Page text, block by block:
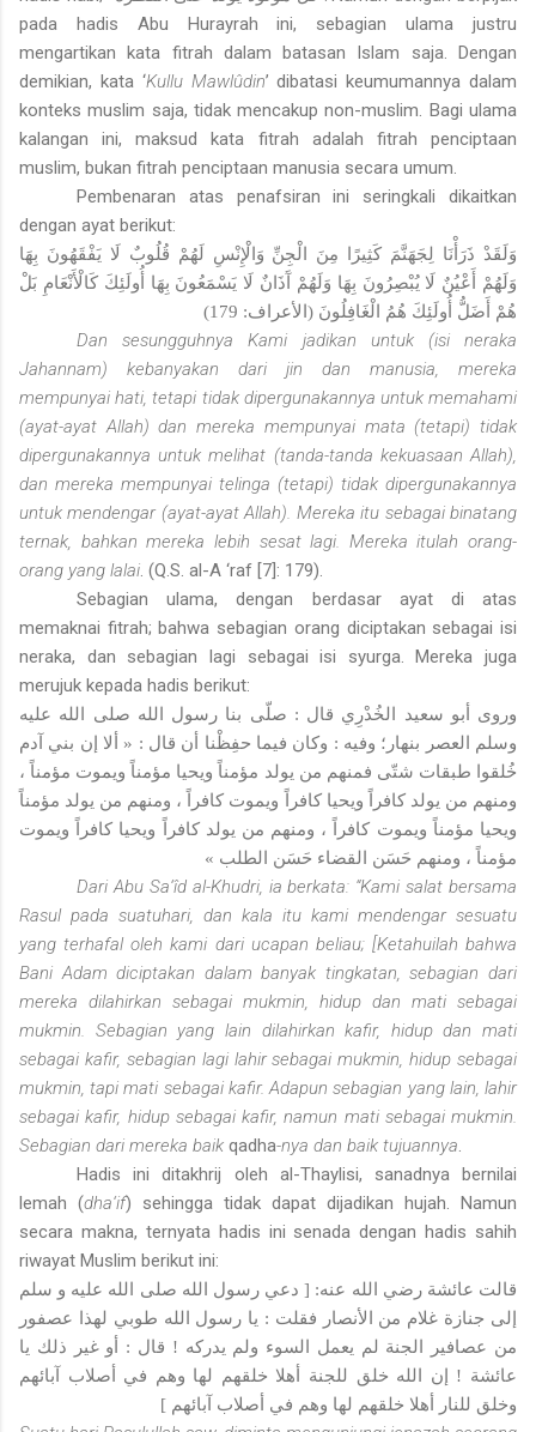
pada hadis Abu Hurayrah ini, sebagian ulama justru
mengartikan kata fitrah dalam batasan Islam saja. Dengan
demikian, kata ‘Kullu Mawlûdin’ dibatasi keumumannya dalam
konteks muslim saja, tidak mencakup non-muslim. Bagi ulama
kalangan ini, maksud kata fitrah adalah fitrah penciptaan
muslim, bukan fitrah penciptaan manusia secara umum.
Pembenaran atas penafsiran ini seringkali dikaitkan
dengan ayat berikut:
وَلَقَدْ ذَرَأْنَا لِجَهَنَّمَ كَثِيرًا مِنَ الْجِنِّ وَالْإِنْسِ لَهُمْ قُلُوبٌ لَا يَفْقَهُونَ بِهَا
وَلَهُمْ أَعْيُنٌ لَا يُبْصِرُونَ بِهَا وَلَهُمْ آَذَانٌ لَا يَسْمَعُونَ بِهَا أُولَئِكَ كَالْأَنْعَامِ بَلْ
هُمْ أَضَلُّ أُولَئِكَ هُمُ الْغَافِلُونَ (الأعراف: 179)
Dan sesungguhnya Kami jadikan untuk (isi neraka
Jahannam) kebanyakan dari jin dan manusia, mereka
mempunyai hati, tetapi tidak dipergunakannya untuk memahami
(ayat-ayat Allah) dan mereka mempunyai mata (tetapi) tidak
dipergunakannya untuk melihat (tanda-tanda kekuasaan Allah),
dan mereka mempunyai telinga (tetapi) tidak dipergunakannya
untuk mendengar (ayat-ayat Allah). Mereka itu sebagai binatang
ternak, bahkan mereka lebih sesat lagi. Mereka itulah orang-
orang yang lalai . (Q.S. al-A ‘raf [7]: 179).
Sebagian ulama, dengan berdasar ayat di atas
memaknai fitrah; bahwa sebagian orang diciptakan sebagai isi
neraka, dan sebagian lagi sebagai isi syurga. Mereka juga
merujuk kepada hadis berikut:
وروى أبو سعيد الخُدْرِي قال : صلّى بنا رسول الله صلى الله عليه
وسلم العصر بنهار؛ وفيه : وكان فيما حفِظْنا أن قال : « ألا إن بني آدم
خُلقوا طبقات شتّى فمنهم من يولد مؤمناً ويحيا مؤمناً ويموت مؤمناً ،
ومنهم من يولد كافراً ويحيا كافراً ويموت كافراً ، ومنهم من يولد مؤمناً
ويحيا مؤمناً ويموت كافراً ، ومنهم من يولد كافراً ويحيا كافراً ويموت
مؤمناً ، ومنهم حَسَن القضاء حَسَن الطلب »
Dari Abu Sa‘îd al-Khudri, ia berkata: “Kami salat bersama
Rasul pada suatuhari, dan kala itu kami mendengar sesuatu
yang terhafal oleh kami dari ucapan beliau; [Ketahuilah bahwa
Bani Adam diciptakan dalam banyak tingkatan, sebagian dari
mereka dilahirkan sebagai mukmin, hidup dan mati sebagai
mukmin. Sebagian yang lain dilahirkan kafir, hidup dan mati
sebagai kafir, sebagian lagi lahir sebagai mukmin, hidup sebagai
mukmin, tapi mati sebagai kafir. Adapun sebagian yang lain, lahir
sebagai kafir, hidup sebagai kafir, namun mati sebagai mukmin.
Sebagian dari mereka baik qadha-nya dan baik tujuannya
Hadis ini ditakhrij oleh al-Thaylisi, sanadnya bernilai
lemah (dha‘if) sehingga tidak dapat dijadikan hujah. Namun
secara makna, ternyata hadis ini senada dengan hadis sahih
riwayat Muslim berikut ini:
قالت عائشة رضي الله عنه: [ دعي رسول الله صلى الله عليه و سلم
إلى جنازة غلام من الأنصار فقلت : يا رسول الله طوبي لهذا عصفور
من عصافير الجنة لم يعمل السوء ولم يدركه ! قال : أو غير ذلك يا
عائشة ! إن الله خلق للجنة أهلا خلقهم لها وهم في أصلاب آبائهم
وخلق للنار أهلا خلقهم لها وهم في أصلاب آبائهم ]